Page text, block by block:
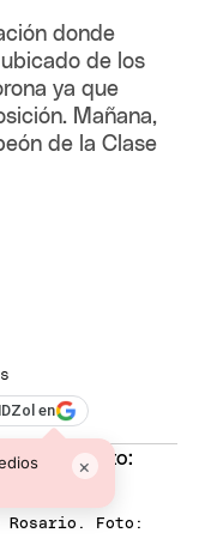
donde
de los
ya que
Mañana,
de la Clase
en
×
Rosario. Foto: